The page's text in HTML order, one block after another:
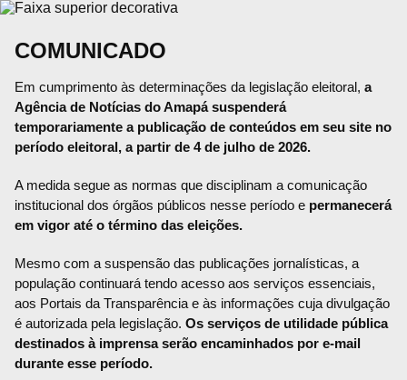
COMUNICADO
Em cumprimento às determinações da legislação eleitoral, a
Agência de Notícias do Amapá suspenderá
temporariamente a publicação de conteúdos em seu site no
período eleitoral, a partir de 4 de julho de 2026.
A medida segue as normas que disciplinam a comunicação
institucional dos órgãos públicos nesse período e permanecerá
em vigor até o término das eleições.
Mesmo com a suspensão das publicações jornalísticas, a
população continuará tendo acesso aos serviços essenciais,
aos Portais da Transparência e às informações cuja divulgação
é autorizada pela legislação. Os serviços de utilidade pública
destinados à imprensa serão encaminhados por e-mail
durante esse período.